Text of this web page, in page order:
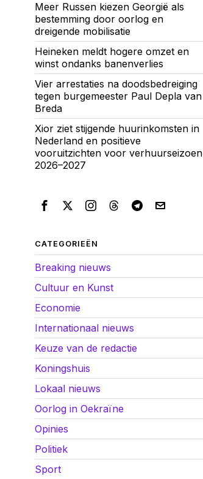
Meer Russen kiezen Georgië als
bestemming door oorlog en
dreigende mobilisatie
Heineken meldt hogere omzet en
winst ondanks banenverlies
Vier arrestaties na doodsbedreiging
tegen burgemeester Paul Depla van
Breda
Xior ziet stijgende huurinkomsten in
Nederland en positieve
vooruitzichten voor verhuurseizoen
2026–2027
CATEGORIEËN
Breaking nieuws
Cultuur en Kunst
Economie
Internationaal nieuws
Keuze van de redactie
Koningshuis
Lokaal nieuws
Oorlog in Oekraïne
Opinies
Politiek
Sport